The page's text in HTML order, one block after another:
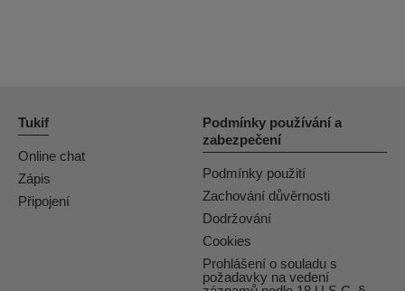
Tukif
Online chat
Zápis
Připojení
Podmínky používání a
zabezpečení
Podmínky použití
Zachování důvěrnosti
Dodržování
Cookies
Prohlášení o souladu s
požadavky na vedení